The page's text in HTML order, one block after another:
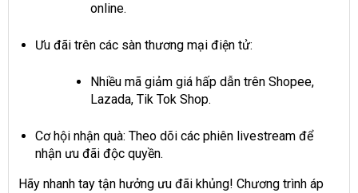
online.
Ưu đãi trên các sàn thương mại điện tử:
Nhiều mã giảm giá hấp dẫn trên Shopee,
Lazada, Tik Tok Shop.
Cơ hội nhận quà: Theo dõi các phiên livestream để
nhận ưu đãi độc quyền.
Hãy nhanh tay tận hưởng ưu đãi khủng! Chương trình áp